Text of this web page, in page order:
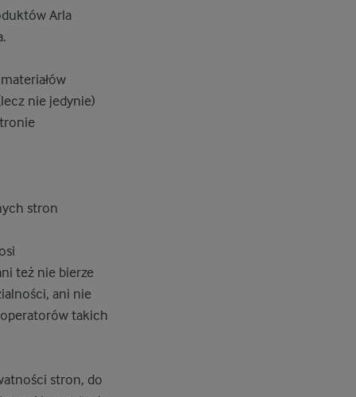
Arla
nie jedynie)
stron
też nie bierze
ani nie
takich
stron, do